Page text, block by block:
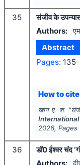
35
संजीव के
Authors:
Abstract
Pages:
How to
खान ए. श. "
International
2026, Pages
36
डॉ0 ईश्वर चंद
Authors: